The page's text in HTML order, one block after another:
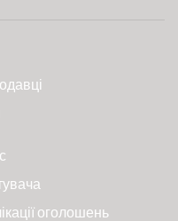
оголошень